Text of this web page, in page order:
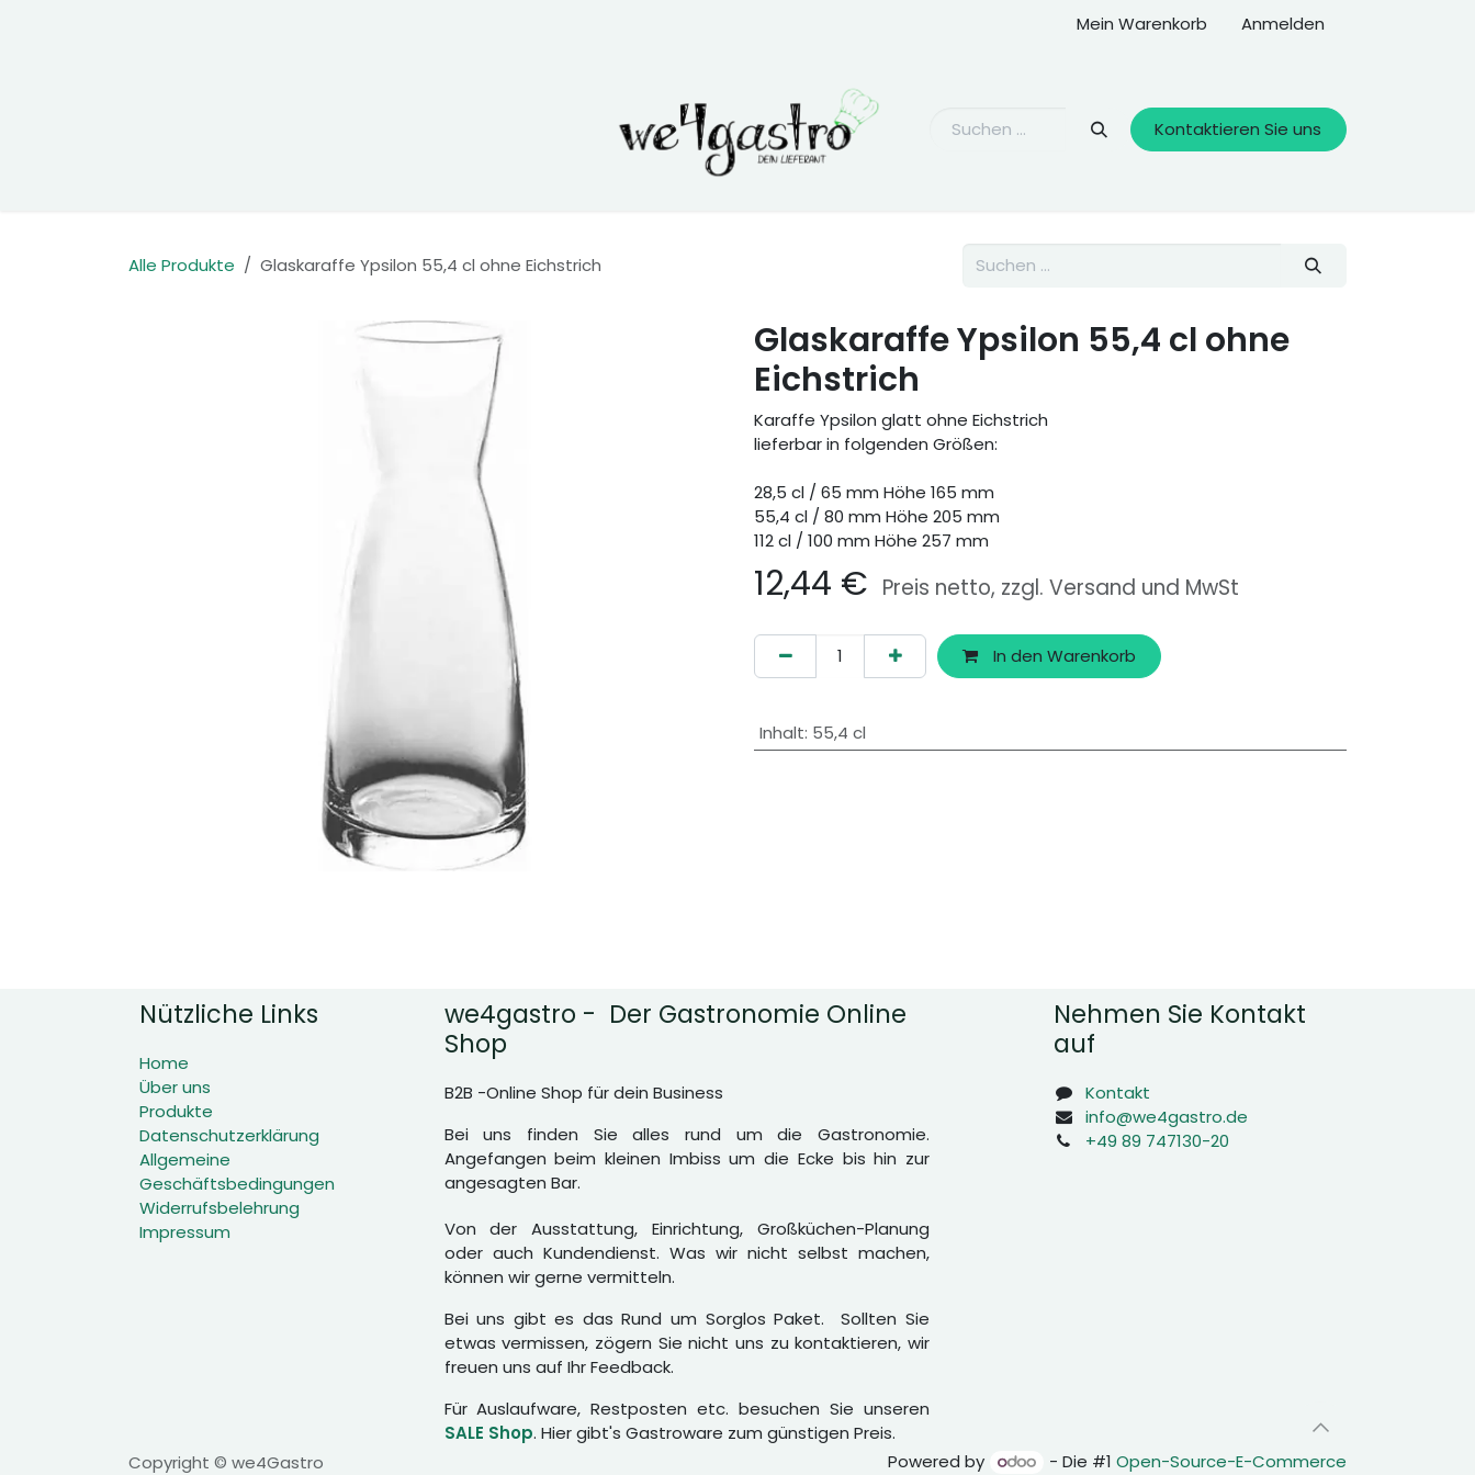
Mein Warenkorb Anmelden
Kontaktieren Sie uns
Alle Produkte Glaskaraffe Ypsilon 55,4 cl ohne Eichstrich
Glaskaraffe Ypsilon 55,4 cl ohne
Eichstrich
Karaffe Ypsilon glatt ohne Eichstrich
lieferbar in folgenden Größen:
28,5 cl / 65 mm Höhe 165 mm
55,4 cl / 80 mm Höhe 205 mm
112 cl / 100 mm Höhe 257 mm
12,44 € Preis netto, zzgl. Versand und MwSt
In den Warenkorb
Inhalt: 55,4 cl
Nützliche Links
Home
Über uns
Produkte
Datenschutzerklärung
Allgemeine
Geschäftsbedingungen
Widerrufsbelehrung
Impressum
we4gastro - Der Gastronomie Online
Shop
B2B -Online Shop für dein Business
Bei uns finden Sie alles rund um die Gastronomie.
Angefangen beim kleinen Imbiss um die Ecke bis hin zur
angesagten Bar.
Von der Ausstattung, Einrichtung, Großküchen-Planung
oder auch Kundendienst. Was wir nicht selbst machen,
können wir gerne vermitteln.
Bei uns gibt es das Rund um Sorglos Paket. Sollten Sie
etwas vermissen, zögern Sie nicht uns zu kontaktieren, wir
freuen uns auf Ihr Feedback.
Für Auslaufware, Restposten etc. besuchen Sie unseren
SALE Shop. Hier gibt's Gastroware zum günstigen Preis.
Nehmen Sie Kontakt
auf
Kontakt
info@we4gastro.de
+49 89 747130-20
Copyright © we4Gastro Powered by - Die #1 Open-Source-E-Commerce